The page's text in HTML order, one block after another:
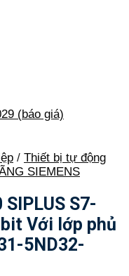
(báo giá)
/ Thiết bị tự động
SIEMENS
S7-
Với lớp phủ
5ND32-